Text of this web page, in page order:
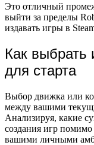
Это отличный
выйти за пределы
издавать игры в
Как выбрать
для старта
Выбор движка или
между вашими
Анализируя, какие
создания игр
вашими личными